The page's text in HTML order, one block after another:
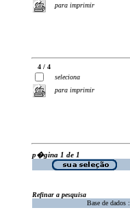
para imprimir
4 / 4
seleciona
para imprimir
p�gina 1 de 1
Refinar a pesquisa
Base de dados :